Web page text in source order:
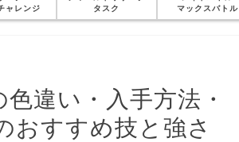
ャレンジ
タスク
マックスバトル
違い・入手方法・
おすすめ技と強さ